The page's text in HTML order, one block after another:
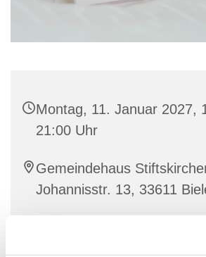
Montag, 11. Januar 2027,
21:00 Uhr
Gemeindehaus
Johannisstr. 13, 33611